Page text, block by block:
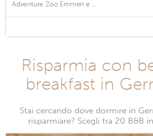
Adventure Zoo Emmen e ...
Risparmia con
breakfast in
Stai cercando dove dormire in
risparmiare? Scegli tra 20 B&B